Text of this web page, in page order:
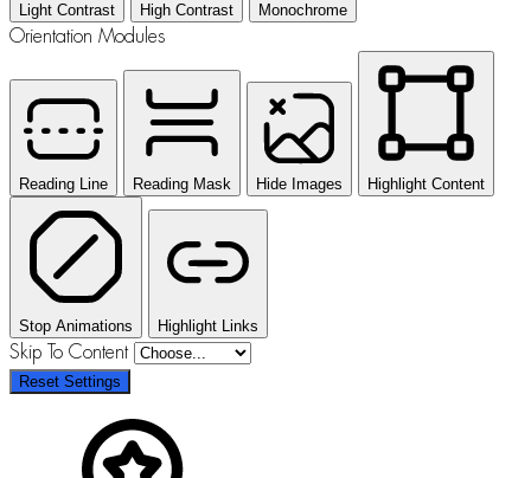
Light Contrast High Contrast Monochrome
Orientation Modules
Reading Line Reading Mask Hide Images Highlight Content
Stop Animations Highlight Links
Skip To Content
Reset Settings